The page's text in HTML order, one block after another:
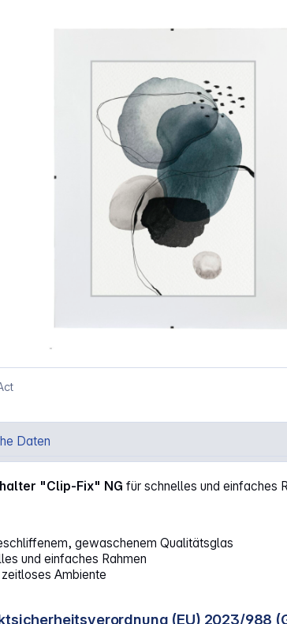
Daten
Clip-Fix NG 30x45 rahmenloser Bilderhalter
"Clip-Fix" NG für schnelles und einfaches
gewaschenem Qualitätsglas
und einfaches Rahmen
Ambiente
(EU) 2023/988